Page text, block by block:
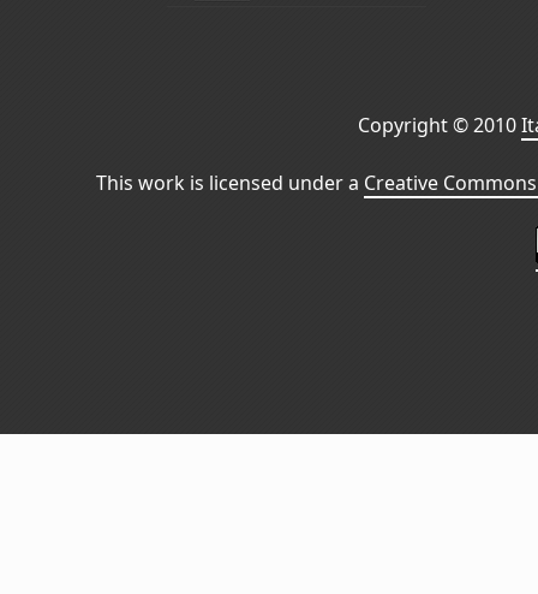
Copyright © 2010
This work is licensed under a Creative